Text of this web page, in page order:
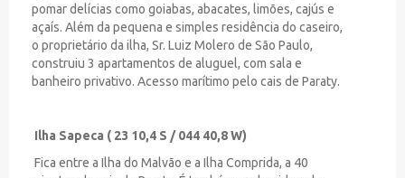
pomar delícias como goiabas, abacates, limões, cajús e
açaís. Além da pequena e simples residência do caseiro,
o proprietário da ilha, Sr. Luiz Molero de São Paulo,
construiu 3 apartamentos de aluguel, com sala e
banheiro privativo. Acesso marítimo pelo cais de Paraty.
Ilha Sapeca ( 23 10,4 S / 044 40,8 W)
Fica entre a Ilha do Malvão e a Ilha Comprida, a 40